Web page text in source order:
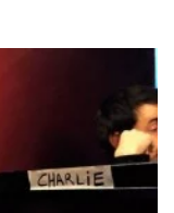
Cramayel